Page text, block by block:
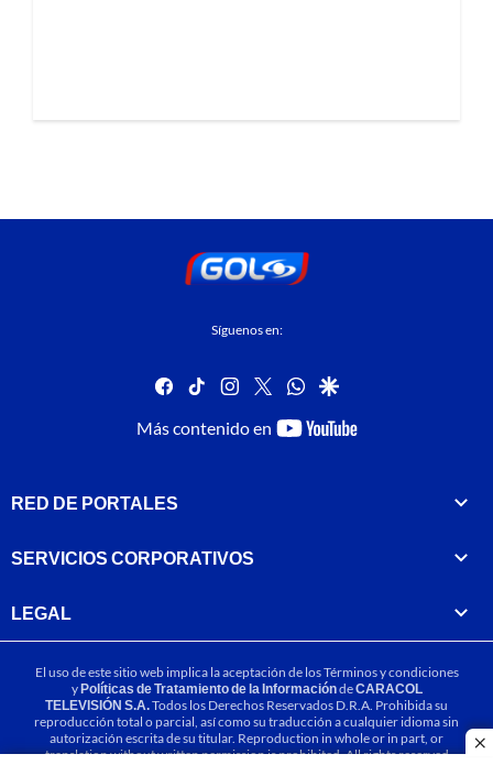
Síguenos en:
facebook
tiktok instagram
twitterwhatsapp
google
Más contenido en
youtube-
RED DE PORTALES
SERVICIOS CORPORATIVOS
LEGAL
El uso de este sitio web implica la aceptación de losTérminos y condiciones
yPolíticas de Tratamiento de la InformacióndeCARACOL
TELEVISIÓN S.A.Todos los Derechos Reservados D.R.A. Prohibida su
reproducción total o parcial, así como su traducción a cualquier idioma sin
autorización escrita de su titular. Reproduction in whole or in part, or
translation without written permission is prohibited. All rights reserved